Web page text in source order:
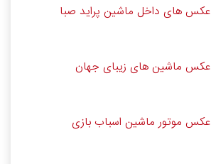
عکس های داخل ماشین پراید صبا
عکس ماشین های زیبای جهان
عکس موتور ماشین اسباب بازی